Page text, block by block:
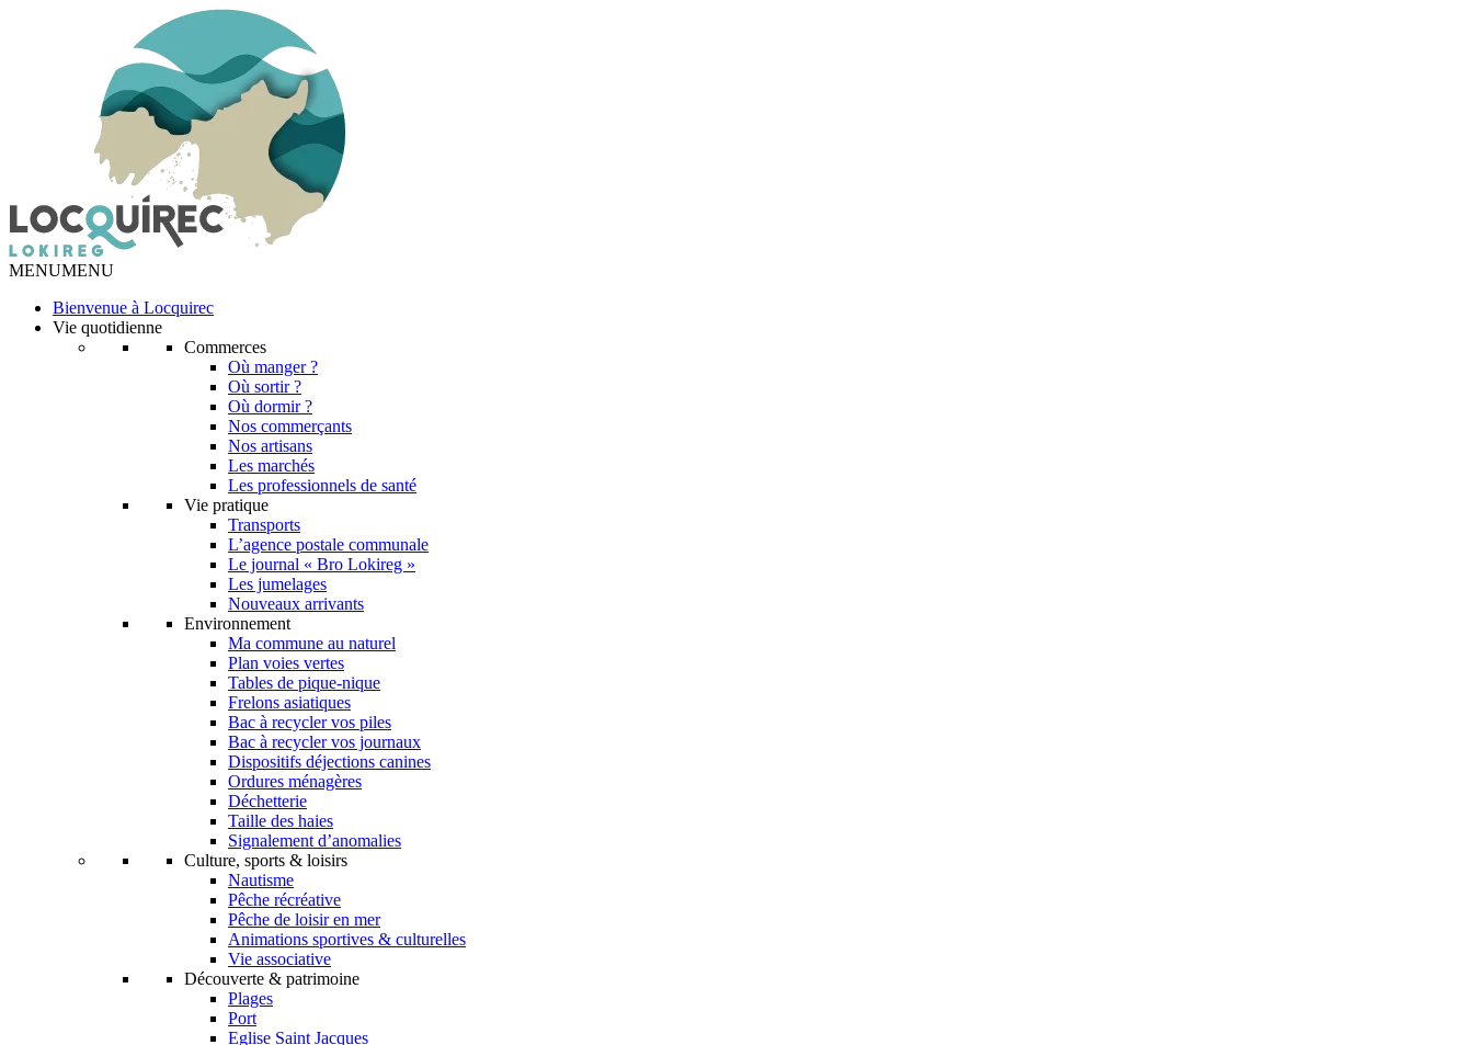
MENUMENU
Bienvenue à Locquirec
Vie quotidienne
Commerces
Où manger ?
Où sortir ?
Où dormir ?
Nos commerçants
Nos artisans
Les marchés
Les professionnels de santé
Vie pratique
Transports
L’agence postale communale
Le journal « Bro Lokireg »
Les jumelages
Nouveaux arrivants
Environnement
Ma commune au naturel
Plan voies vertes
Tables de pique-nique
Frelons asiatiques
Bac à recycler vos piles
Bac à recycler vos journaux
Dispositifs déjections canines
Ordures ménagères
Déchetterie
Taille des haies
Signalement d’anomalies
Culture, sports & loisirs
Nautisme
Pêche récréative
Pêche de loisir en mer
Animations sportives & culturelles
Vie associative
Découverte & patrimoine
Plages
Port
Eglise Saint Jacques